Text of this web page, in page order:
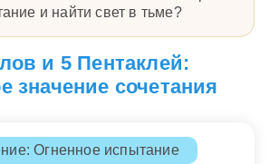
и найти свет в тьме?
и 5 Пентаклей:
значение сочетания
Огненное испытание